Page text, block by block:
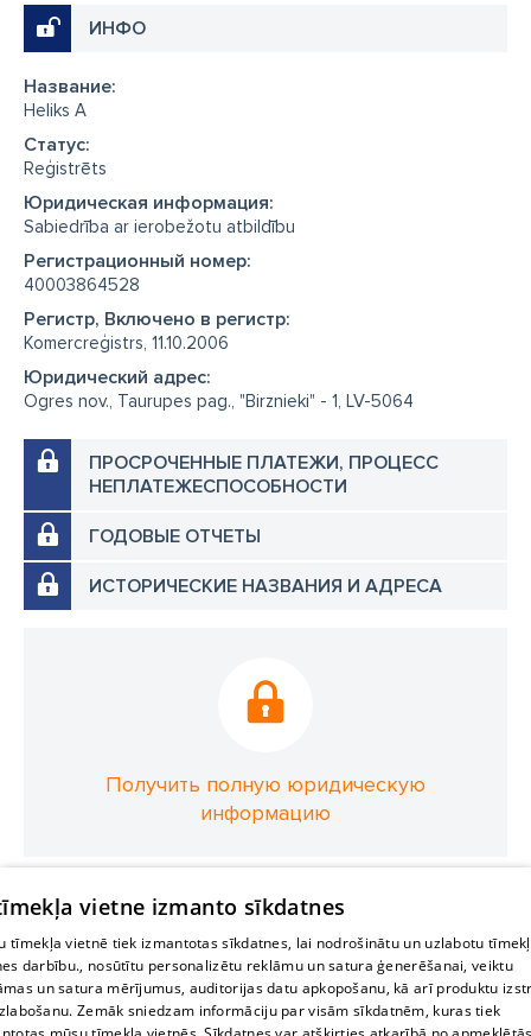
ИНФО
Название:
Heliks A
Cтатус:
Reģistrēts
Юридическая информация:
Sabiedrība ar ierobežotu atbildību
Регистрационный номер:
40003864528
Регистр, Включено в регистр:
Komercreģistrs, 11.10.2006
Юридический адрес:
Ogres nov., Taurupes pag., "Birznieki" - 1, LV-5064
ПРОСРОЧЕННЫЕ ПЛАТЕЖИ, ПРОЦЕСС
НЕПЛАТЕЖЕСПОСОБНОСТИ
ГОДОВЫЕ ОТЧЕТЫ
ИСТОРИЧЕСКИЕ НАЗВАНИЯ И АДРЕСА
Получить полную юридическую
информацию
vietne izmanto sīkdatnes
tīmekļa vietnē tiek izmantotas sīkdatnes, lai nodrošinātu un uzlabotu
darbību., nosūtītu personalizētu reklāmu un satura ģenerēšanai, veiktu
un satura mērījumus, auditorijas datu apkopošanu, kā arī produktu
Zemāk sniedzam informāciju par visām sīkdatnēm, kuras tiek